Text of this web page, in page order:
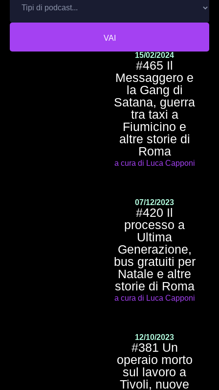
VAI
15/02/2024
#465 Il
Messaggero e
la Gang di
Satana, guerra
tra taxi a
Fiumicino e
altre storie di
Roma
a cura di Luca Capponi
07/12/2023
#420 Il
processo a
Ultima
Generazione,
bus gratuiti per
Natale e altre
storie di Roma
a cura di Luca Capponi
12/10/2023
#381 Un
operaio morto
sul lavoro a
Tivoli, nuove